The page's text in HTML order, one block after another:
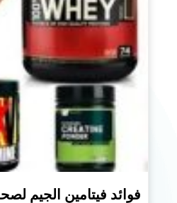
فوائد فيتامين الجيم